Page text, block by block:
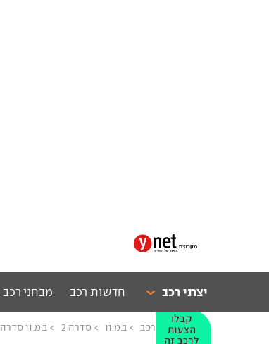
יצרני רכב חדשות רכב מבחני רכב
רכב ב.מ.וו סדרה 2 ב.מ.וו סדרה 2 רכב חדש